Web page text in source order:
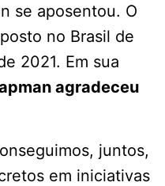
se aposentou. O
no Brasil de
2021. Em sua
agradeceu
juntos,
em iniciativas